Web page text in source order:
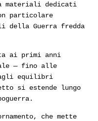
materiali dedicati
particolare
della Guerra fredda
ai primi anni
— fino alle
agli equilibri
si estende lungo
che mette